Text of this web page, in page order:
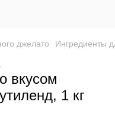
джелато Ингредиенты
вкусом
1 кг